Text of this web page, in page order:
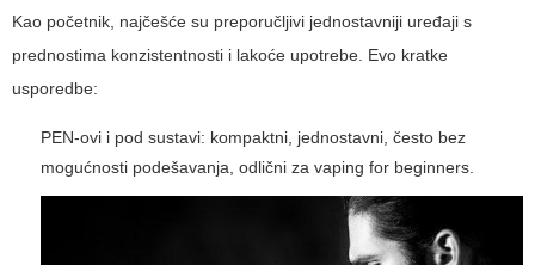
Kao početnik, najčešće su preporučljivi jednostavniji uređaji s
prednostima konzistentnosti i lakoće upotrebe. Evo kratke
usporedbe:
PEN-ovi i pod sustavi: kompaktni, jednostavni, često bez
mogućnosti podešavanja, odlični za vaping for beginners.